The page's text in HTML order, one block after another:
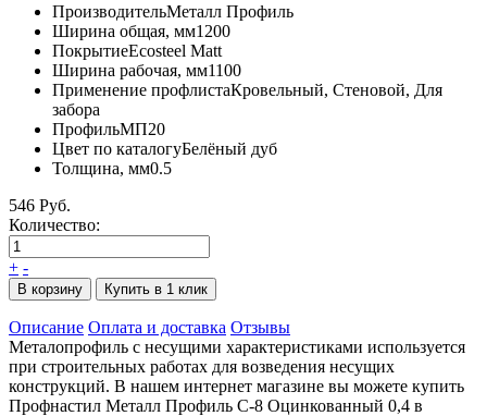
ПроизводительМеталл Профиль
Ширина общая, мм1200
ПокрытиеEcosteel Matt
Ширина рабочая, мм1100
Применение профлистаКровельный, Стеновой, Для
забора
ПрофильМП20
Цвет по каталогуБелёный дуб
Толщина, мм0.5
546 Руб.
Количество:
+ -
В корзину Купить в 1 клик
Описание Оплата и доставка Отзывы
Металопрофиль с несущими характеристиками используется
при строительных работах для возведения несущих
конструкций. В нашем интернет магазине вы можете купить
Профнастил Металл Профиль С-8 Оцинкованный 0,4 в